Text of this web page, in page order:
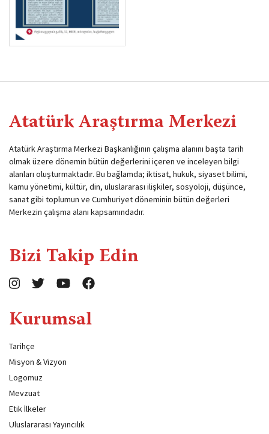
Atatürk Araştırma Merkezi
Atatürk Araştırma Merkezi Başkanlığının çalışma alanını başta tarih
olmak üzere dönemin bütün değerlerini içeren ve inceleyen bilgi
alanları oluşturmaktadır. Bu bağlamda; iktisat, hukuk, siyaset bilimi,
kamu yönetimi, kültür, din, uluslararası ilişkiler, sosyoloji, düşünce,
sanat gibi toplumun ve Cumhuriyet döneminin bütün değerleri
Merkezin çalışma alanı kapsamındadır.
Bizi Takip Edin
Kurumsal
Tarihçe
Misyon & Vizyon
Logomuz
Mevzuat
Etik İlkeler
Uluslararası Yayıncılık